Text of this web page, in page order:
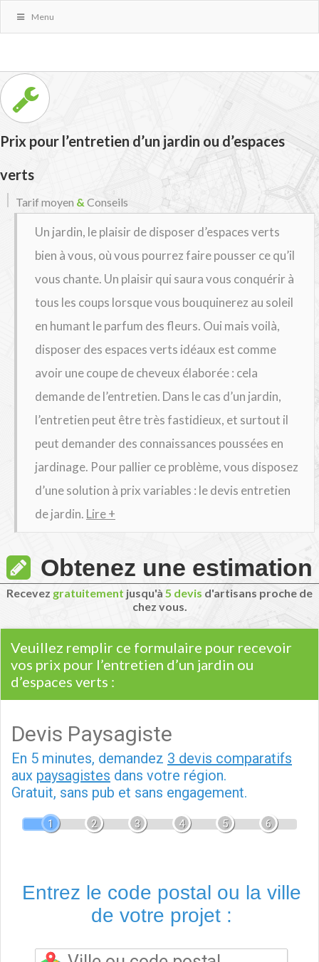
Prix pour l’entretien d’un jardin ou d’espaces
verts
Tarif moyen & Conseils
Un jardin, le plaisir de disposer d’espaces verts
bien à vous, où vous pourrez faire pousser ce qu’il
vous chante. Un plaisir qui saura vous conquérir à
tous les coups lorsque vous bouquinerez au soleil
en humant le parfum des fleurs. Oui mais voilà,
disposer des espaces verts idéaux est comme
avoir une coupe de cheveux élaborée : cela
demande de l’entretien. Dans le cas d’un jardin,
l’entretien peut être très fastidieux, et surtout il
peut demander des connaissances poussées en
jardinage. Pour pallier ce problème, vous disposez
d’une solution à prix variables : le devis entretien
de jardin. Lire +
Obtenez une estimation
Recevez gratuitement jusqu'à 5 devis d'artisans proche de
chez vous.
Veuillez remplir ce formulaire pour recevoir
vos prix pour l’entretien d’un jardin ou
d’espaces verts :
Devis Paysagiste
En 5 minutes, demandez 3 devis comparatifs
aux paysagistes dans votre région.
Gratuit, sans pub et sans engagement.
1 2 3 4 5 6
Entrez le code postal ou la ville
de votre projet :
Menu